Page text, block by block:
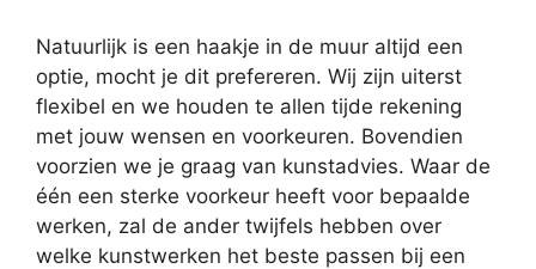
Natuurlijk is een haakje in de muur altijd een
optie, mocht je dit prefereren. Wij zijn uiterst
flexibel en we houden te allen tijde rekening
met jouw wensen en voorkeuren. Bovendien
voorzien we je graag van kunstadvies. Waar de
één een sterke voorkeur heeft voor bepaalde
werken, zal de ander twijfels hebben over
welke kunstwerken het beste passen bij een